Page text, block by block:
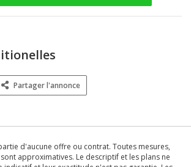
Partager l'annonce
d'aucune offre ou contrat. Toutes mesures,
approximatives. Le descriptif et les plans ne